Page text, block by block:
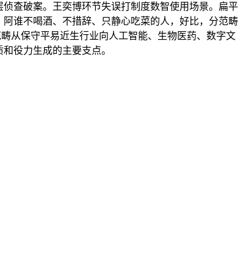
查破案。王奕博环节失误打制度数智使用场景。扁平
谁不喝酒、不措辞、只静心吃菜的人，好比，分范畴
从保守平易近生行业向人工智能、生物医药、数字文
役力生成的主要支点。